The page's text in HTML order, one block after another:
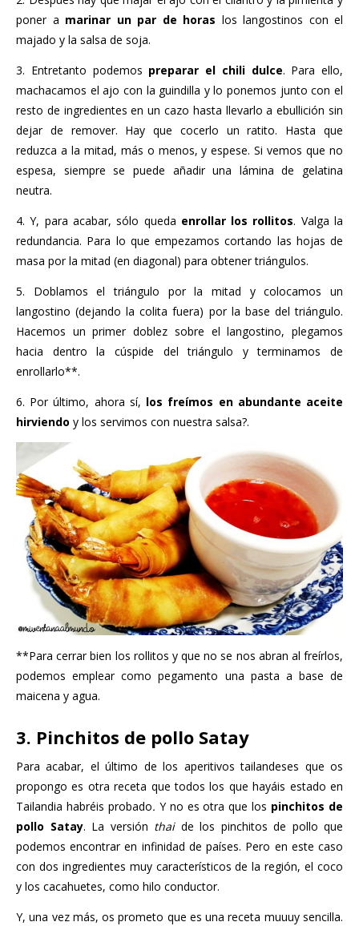
poner a marinar un par de horas los langostinos con el
majado y la salsa de soja.
3. Entretanto podemos preparar el chili dulce. Para ello,
machacamos el ajo con la guindilla y lo ponemos junto con el
resto de ingredientes en un cazo hasta llevarlo a ebullición sin
dejar de remover. Hay que cocerlo un ratito. Hasta que
reduzca a la mitad, más o menos, y espese. Si vemos que no
espesa, siempre se puede añadir una lámina de gelatina
neutra.
4. Y, para acabar, sólo queda enrollar los rollitos. Valga la
redundancia. Para lo que empezamos cortando las hojas de
masa por la mitad (en diagonal) para obtener triángulos.
5. Doblamos el triángulo por la mitad y colocamos un
langostino (dejando la colita fuera) por la base del triángulo.
Hacemos un primer doblez sobre el langostino, plegamos
hacia dentro la cúspide del triángulo y terminamos de
enrollarlo**.
6. Por último, ahora sí, los freímos en abundante aceite
hirviendo y los servimos con nuestra salsa?.
**Para cerrar bien los rollitos y que no se nos abran al freírlos,
podemos emplear como pegamento una pasta a base de
maicena y agua.
3. Pinchitos de pollo Satay
Para acabar, el último de los aperitivos tailandeses que os
propongo es otra receta que todos los que hayáis estado en
Tailandia habréis probado. Y no es otra que los pinchitos de
pollo Satay. La versión thaide los pinchitos de pollo que
podemos encontrar en infinidad de países. Pero en este caso
con dos ingredientes muy característicos de la región, el coco
y los cacahuetes, como hilo conductor.
Y, una vez más, os prometo que es una receta muuuy sencilla.